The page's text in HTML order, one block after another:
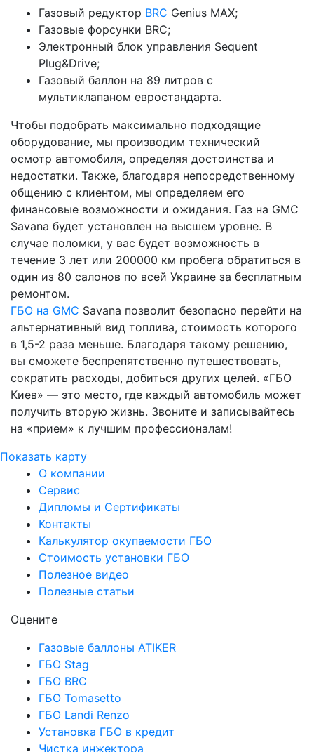
Газовый редуктор BRC Genius MAX;
Газовые форсунки BRC;
Электронный блок управления Sequent
Plug&Drive;
Газовый баллон на 89 литров с
мультиклапаном евростандарта.
Чтобы подобрать максимально подходящие
оборудование, мы производим технический
осмотр автомобиля, определяя достоинства и
недостатки. Также, благодаря непосредственному
общению с клиентом, мы определяем его
финансовые возможности и ожидания. Газ на GMC
Savana будет установлен на высшем уровне. В
случае поломки, у вас будет возможность в
течение 3 лет или 200000 км пробега обратиться в
один из 80 салонов по всей Украине за бесплатным
ремонтом.
ГБО на GMC Savana позволит безопасно перейти на
альтернативный вид топлива, стоимость которого
в 1,5-2 раза меньше. Благодаря такому решению,
вы сможете беспрепятственно путешествовать,
сократить расходы, добиться других целей. «ГБО
Киев» — это место, где каждый автомобиль может
получить вторую жизнь. Звоните и записывайтесь
на «прием» к лучшим профессионалам!
Показать карту
О компании
Сервис
Дипломы и Сертификаты
Контакты
Калькулятор окупаемости ГБО
Стоимость установки ГБО
Полезное видео
Полезные статьи
Оцените
Газовые баллоны ATIKER
ГБО Stag
ГБО BRC
ГБО Tomasetto
ГБО Landi Renzo
Установка ГБО в кредит
Чистка инжектора